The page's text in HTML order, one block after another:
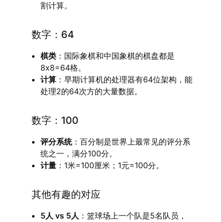
割计算。
数字：64
棋类 ：国际象棋和中国象棋的棋盘都是
8x8=64格。
计算 ：早期计算机的处理器有64位架构，能
处理2的64次方的大量数据。
数字：100
评分系统：百分制是世界上最常见的评分系
统之一，满分100分。
计量 ：1米=100厘米；1元=100分。
其他有趣的对应
5人 vs 5人 ：篮球场上一个队是5名队员，